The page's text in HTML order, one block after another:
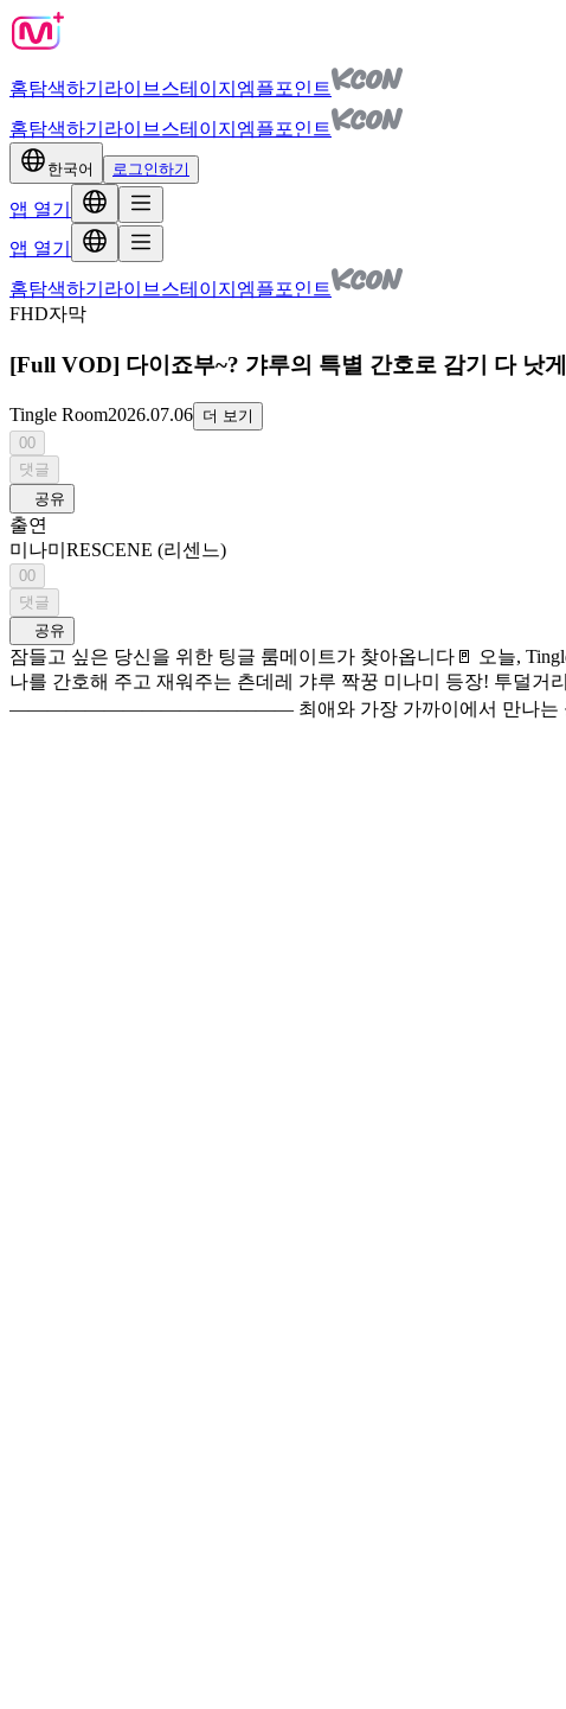
홈탐색하기 라이브 스테이지 엠플포인트
홈탐색하기 라이브 스테이지 엠플포인트
한국어 로그인하기
앱 열기
앱 열기
홈탐색하기 라이브 스테이지 엠플포인트
FHD자막
[Full VOD] 다이죠부~? 갸루의 특별 간호로 감기 다 낫
Tingle Room2026.07.06 더 보기
00
댓글
공유
출연
미나미 RESCENE (리센느)
00
댓글
공유
잠들고 싶은 당신을 위한 팅글 룸메이트가 찾아옵니다🚪 오늘, Tingle Room에서 펼쳐질 이야기는? ——————————————— 아프다고? 어쩔 수 없네~ 특별 서비스다 ☆彡 감기 걸린
나를 간호해 주고 재워주는 츤데레 갸루 짝꿍 미나미 등장! 투덜거리면서도 끝까
——————————————— 최애와 가장 가까이에서 만나는 공간 1인칭 롤플레잉 ASMR <Tingle Room>👂 타임라인🦭💙 (01:16) 가방이랑 키링 자랑하기 (04:29) 얼굴 닦아